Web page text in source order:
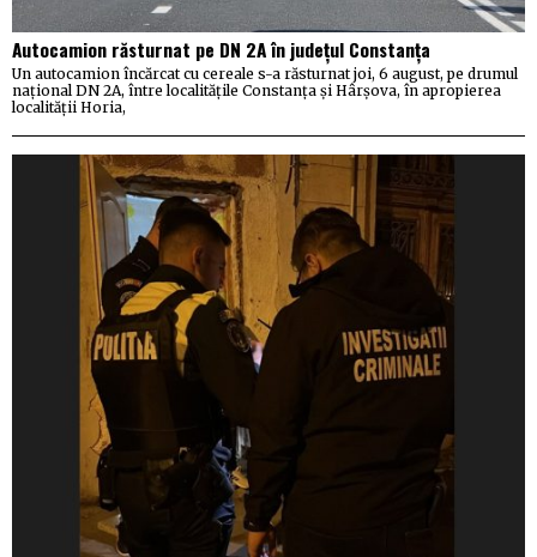
Autocamion răsturnat pe DN 2A în județul Constanța
Un autocamion încărcat cu cereale s-a răsturnat joi, 6 august, pe drumul
național DN 2A, între localitățile Constanța și Hârșova, în apropierea
localității Horia,